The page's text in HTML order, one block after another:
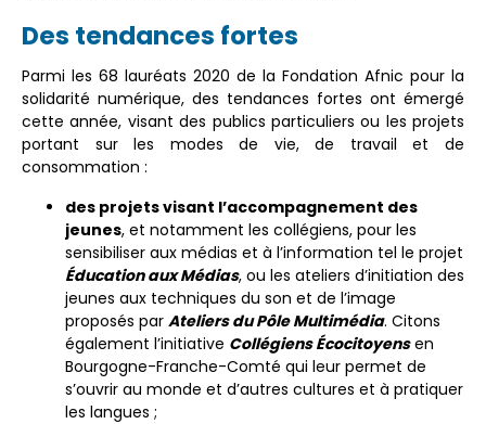
Des tendances fortes
Parmi les 68 lauréats 2020 de la Fondation Afnic pour la
solidarité numérique, des tendances fortes ont émergé
cette année, visant des publics particuliers ou les projets
portant sur les modes de vie, de travail et de
consommation :
des projets visant l’accompagnement des
jeunes, et notamment les collégiens, pour les
sensibiliser aux médias et à l’information tel le projet
Éducation aux Médias, ou les ateliers d’initiation des
jeunes aux techniques du son et de l’image
proposés par Ateliers du Pôle Multimédia. Citons
également l’initiative Collégiens Écocitoyensen
Bourgogne-Franche-Comté qui leur permet de
s’ouvrir au monde et d’autres cultures et à pratiquer
les langues ;